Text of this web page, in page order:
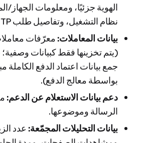
الهوية جزئيًا، ومعلومات الجهاز/
نظام التشغيل، وتفاصيل طلب HTTP.
بيانات المعاملات: معرّفات
(يتم تخزينها فقط كبيانات
جمع بيانات اعتماد الدفع الكاملة
بواسطة معالج الدفع).
دعم بيانات الاستعلام عن الدعم:
الرسالة وموضوعها.
بيانات التحليلات المجمّعة: عدد